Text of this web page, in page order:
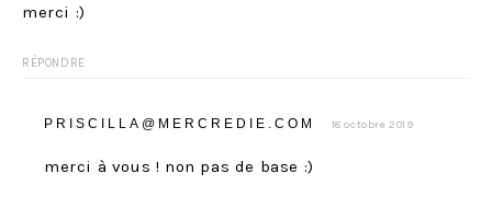
merci :)
RÉPONDRE
PRISCILLA@MERCREDIE.COM 18 octobre 2019
merci à vous ! non pas de base :)